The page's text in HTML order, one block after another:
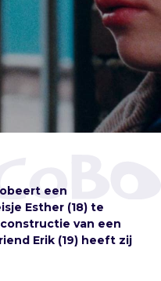
een
Esther (18) te
van een
Erik (19) heeft zij